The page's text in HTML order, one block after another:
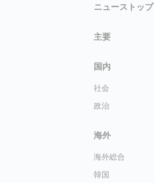
ニューストップ
主要
国内
社会
政治
海外
海外総合
韓国